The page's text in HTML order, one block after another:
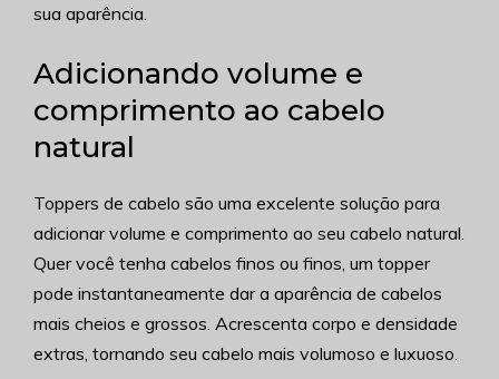
sua aparência.
Adicionando volume e
comprimento ao cabelo
natural
Toppers de cabelo são uma excelente solução para
adicionar volume e comprimento ao seu cabelo natural.
Quer você tenha cabelos finos ou finos, um topper
pode instantaneamente dar a aparência de cabelos
mais cheios e grossos. Acrescenta corpo e densidade
extras, tornando seu cabelo mais volumoso e luxuoso.